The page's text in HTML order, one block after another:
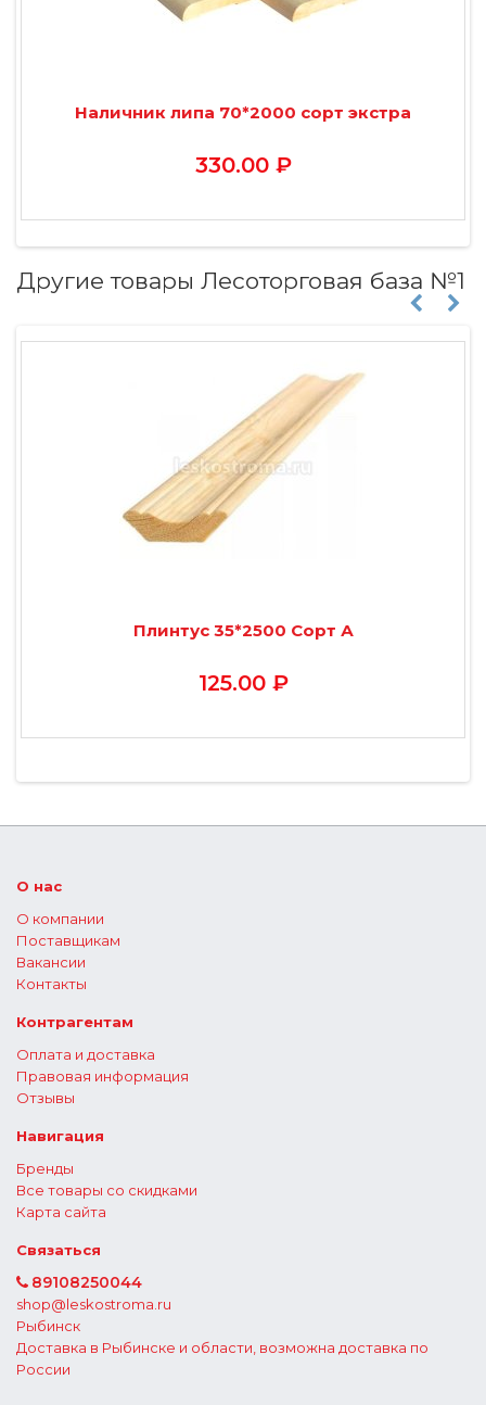
Наличник липа 70*2000 сорт экстра
330.00 ₽
Другие товары Лесоторговая база №1
Плинтус 35*2500 Сорт А
125.00 ₽
О нас
О компании
Поставщикам
Вакансии
Контакты
Контрагентам
Оплата и доставка
Правовая информация
Отзывы
Навигация
Бренды
Все товары со скидками
Карта сайта
Связаться
89108250044
shop@leskostroma.ru
Рыбинск
Доставка в Рыбинске и области, возможна доставка по
России